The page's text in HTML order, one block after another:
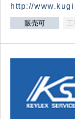
http://
販売可